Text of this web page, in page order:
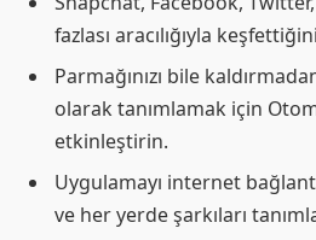
fazlası aracılığıyla
Parmağınızı bile
olarak tanımlamak için
etkinleştirin.
Uygulamayı internet
ve her yerde şarkıları